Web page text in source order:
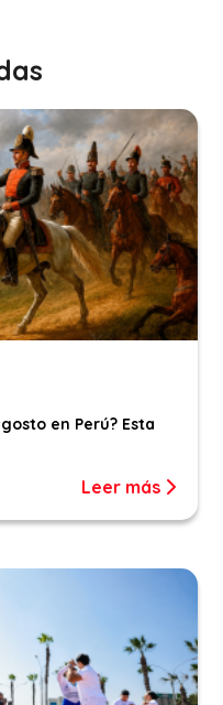
en Perú? Esta
Leer más